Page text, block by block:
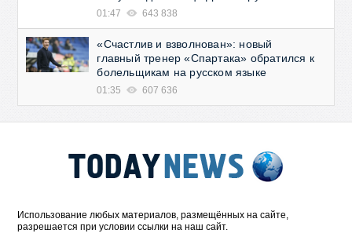
01:47 643 838
«Счастлив и взволнован»: новый
главный тренер «Спартака» обратился к
болельщикам на русском языке
01:35 607 636
Использование любых материалов, размещённых на сайте,
разрешается при условии ссылки на наш сайт.